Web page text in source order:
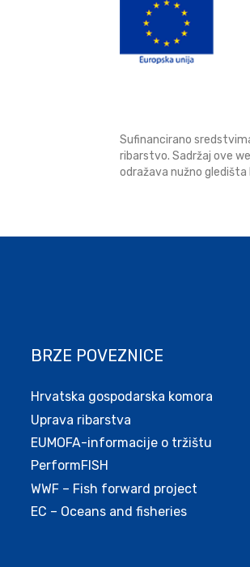
Sufinancirano
ribarstvo. Sadržaj ove
odražava nužno gledišta
BRZE POVEZNICE
Hrvatska gospodarska komora
Uprava ribarstva
EUMOFA-informacije o tržištu
PerformFISH
WWF – Fish forward project
EC – Oceans and fisheries